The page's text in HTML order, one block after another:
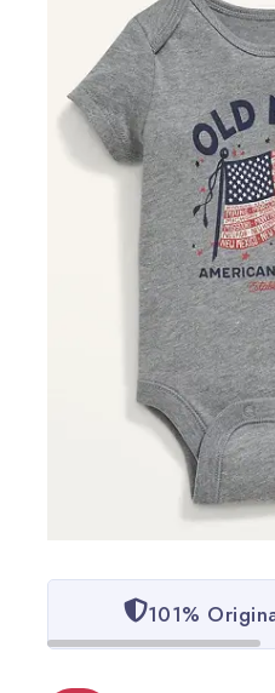
101%